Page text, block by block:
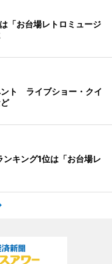
「お台場レトロミュージ
ト ライブショー・クイ
キング1位は「お台場レ